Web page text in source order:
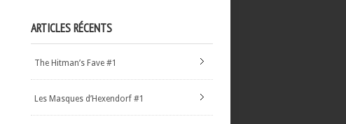
ARTICLES RÉCENTS
The Hitman’s Fave #1
Les Masques d’Hexendorf #1